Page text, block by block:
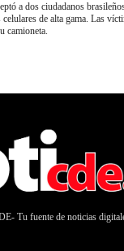
a dos ciudadanos
de alta gama. Las
camioneta.
Tu fuente de noticias